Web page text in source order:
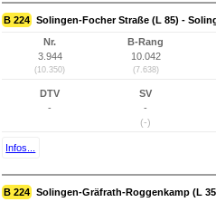
B 224 Solingen-Focher Straße (L 85) -
Nr.
3.944
(10.350)
B-Rang
10.042
(7.638)
DTV
-
SV
-
(-)
Infos...
B 224 Solingen-Gräfrath-Roggenkamp (L